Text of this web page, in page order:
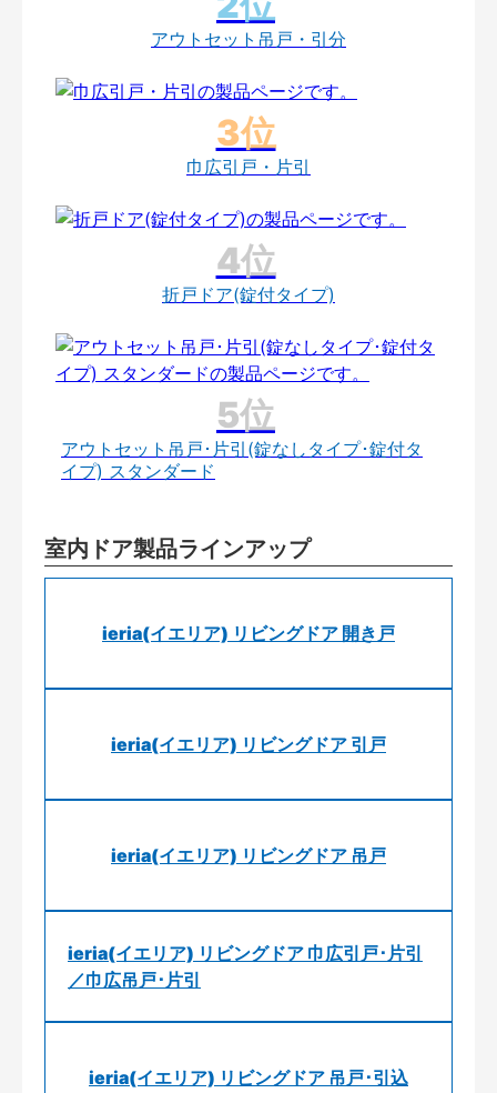
アウトセット吊戸・引分
巾広引戸・片引
折戸ドア(錠付タイプ)
アウトセット吊戸･片引(錠なしタイプ･錠付タ
イプ) スタンダード
室内ドア製品ラインアップ
ieria(イエリア) リビングドア 開き戸
ieria(イエリア) リビングドア 引戸
ieria(イエリア) リビングドア 吊戸
ieria(イエリア) リビングドア 巾広引戸･片引
／巾広吊戸･片引
ieria(イエリア) リビングドア 吊戸･引込